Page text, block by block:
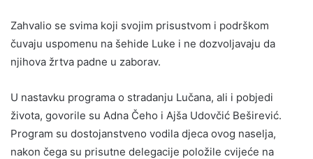
Zahvalio se svima koji svojim prisustvom i podrškom
čuvaju uspomenu na šehide Luke i ne dozvoljavaju da
njihova žrtva padne u zaborav.
U nastavku programa o stradanju Lučana, ali i pobjedi
života, govorile su Adna Čeho i Ajša Udovčić Beširević.
Program su dostojanstveno vodila djeca ovog naselja,
nakon čega su prisutne delegacije položile cvijeće na